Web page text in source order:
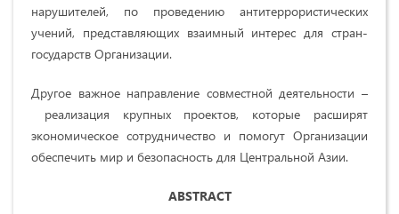
нарушителей, по проведению антитеррористических
учений, представляющих взаимный интерес для стран-
государств Организации.
Другое важное направление совместной деятельности –
реализация крупных проектов, которые расширят
экономическое сотрудничество и помогут Организации
обеспечить мир и безопасность для Центральной Азии.
ABSTRACT